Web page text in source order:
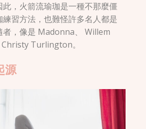
，火箭流瑜珈是一種不那麼僵
習方法，也難怪許多名人都是
者，像是 Madonna、 Willem
Turlington。
源